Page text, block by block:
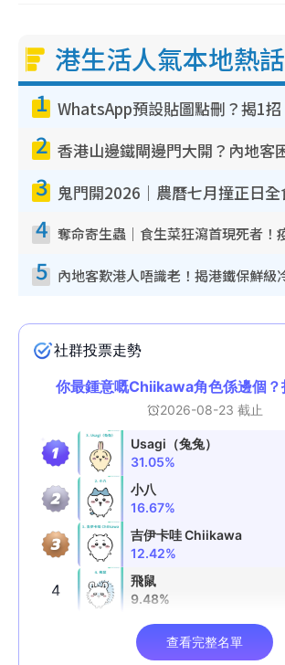
港生活人氣本地熱話
1
2
3
4
5